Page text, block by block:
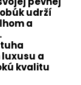
udrží
a
a
kvalitu